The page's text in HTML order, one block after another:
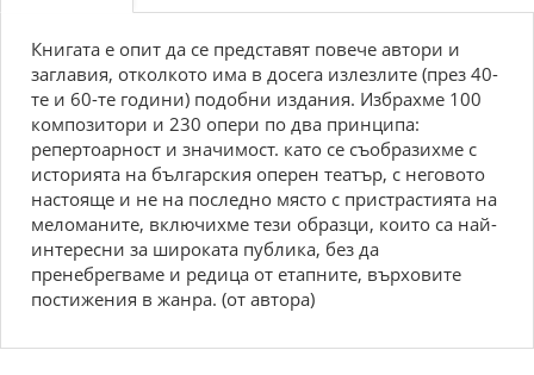
Книгата е опит да се представят повече автори и
заглавия, отколкото има в досега излезлите (през 40-
те и 60-те години) подобни издания. Избрахме 100
композитори и 230 опери по два принципа:
репертоарност и значимост. като се съобразихме с
историята на българския оперен театър, с неговото
настояще и не на последно място с пристрастията на
меломаните, включихме тези образци, които са най-
интересни за широката публика, без да
пренебрегваме и редица от етапните, върховите
постижения в жанра. (от автора)